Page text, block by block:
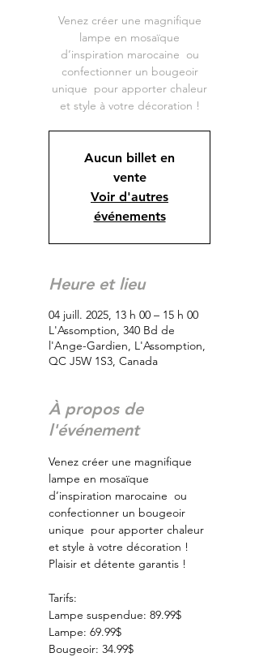
Venez créer une magnifique
lampe en mosaïque
d’inspiration marocaine ou
confectionner un bougeoir
unique pour apporter chaleur
et style à votre décoration !
Aucun billet en
vente
Voir d'autres
événements
Heure et lieu
04 juill. 2025, 13 h 00 – 15 h 00
L'Assomption, 340 Bd de
l'Ange-Gardien, L'Assomption,
QC J5W 1S3, Canada
À propos de
l'événement
Venez créer une magnifique
lampe en mosaïque
d’inspiration marocaine  ou
confectionner un bougeoir
unique  pour apporter chaleur
et style à votre décoration !
Plaisir et détente garantis !
Tarifs:
Lampe suspendue: 89.99$
Lampe: 69.99$
Bougeoir: 34.99$